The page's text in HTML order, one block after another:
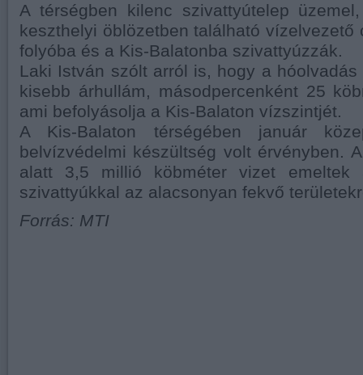
A térségben kilenc szivattyútelep
keszthelyi öblözetben található vízelvezető
folyóba és a Kis-Balatonba szivattyúzzák.
Laki István szólt arról is, hogy a
kisebb árhullám, másodpercenként 25
ami befolyásolja a Kis-Balaton vízszintjét.
A Kis-Balaton térségében január
belvízvédelmi készültség volt érvényben.
alatt 3,5 millió köbméter vizet emeltek
szivattyúkkal az alacsonyan fekvő
Forrás: MTI